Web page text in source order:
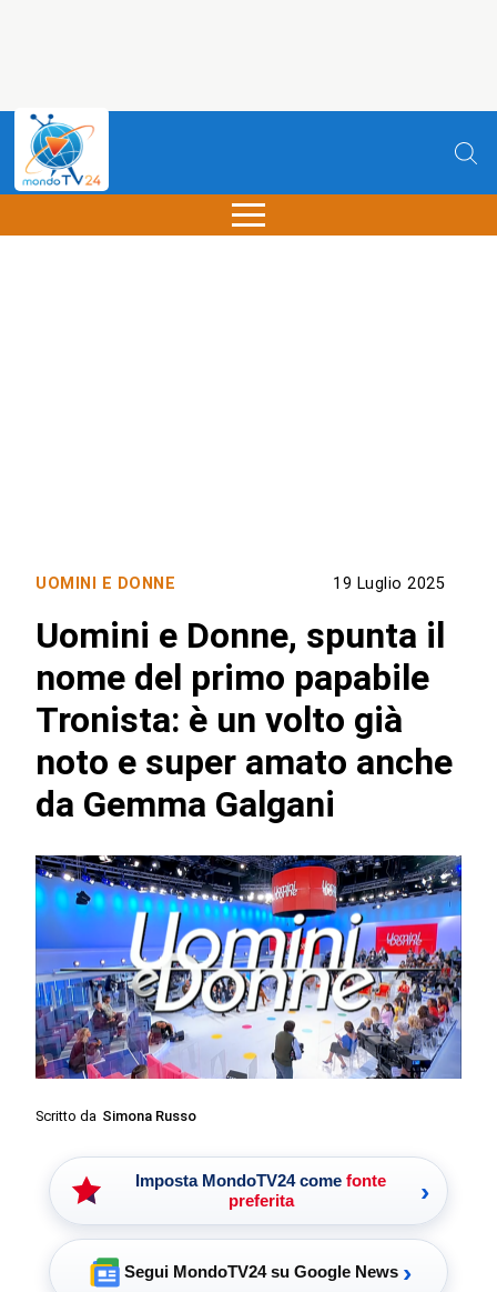
UOMINI E DONNE 19 Luglio 2025
Uomini e Donne, spunta il
nome del primo papabile
Tronista: è un volto già
noto e super amato anche
da Gemma Galgani
Scritto da Simona Russo
Imposta MondoTV24 come fonte
preferita
›
Segui MondoTV24 su Google News ›